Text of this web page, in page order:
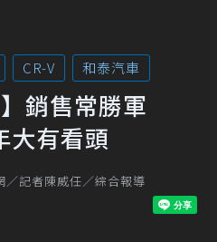
CR-V 和泰汽車
銷售常勝軍
大有看頭
／記者陳威任／綜合報導